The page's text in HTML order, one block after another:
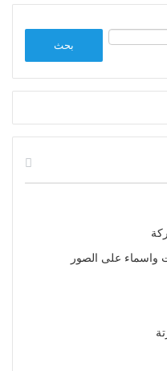
البحث
واسماء على الصور